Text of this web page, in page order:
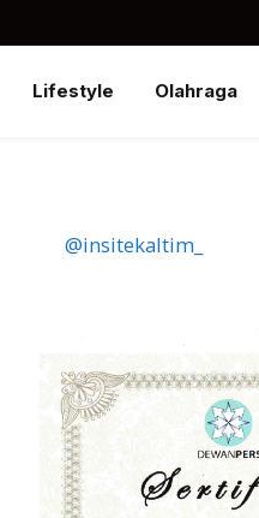
Lifestyle Olahraga
@insitekaltim_